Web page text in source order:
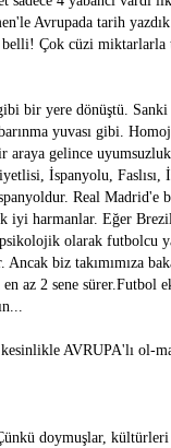
Avrupada tarih
Çok cüzi miktarlarla
bir yere dönüştü.
yuvası gibi.
gelince uyumsuzluk
İspanyolu,
Real Madrid'e
iyi harmanlar. Eğer
olarak futbolcu
biz takımımıza
az 2 sene sürer.Futbol
AVRUPA'lı ol-
doymuşlar,